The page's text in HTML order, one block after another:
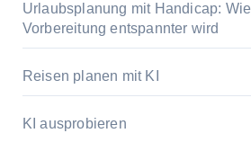
Urlaubsplanung mit Handicap:
Vorbereitung entspannter wird
Reisen planen mit KI
KI ausprobieren